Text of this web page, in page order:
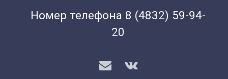
Номер телефона 8 (4832) 59-94-
20
E-mail
VK